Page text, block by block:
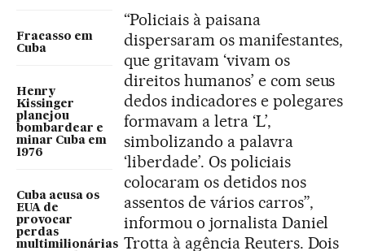
Fracasso em
Cuba
Henry
Kissinger
planejou
bombardear e
minar Cuba em
1976
Cuba acusa os
EUA de
provocar
perdas
multimilionárias
“Policiais à paisana
dispersaram os manifestantes,
que gritavam ‘vivam os
direitos humanos’ e com seus
dedos indicadores e polegares
formavam a letra ‘L’,
simbolizando a palavra
‘liberdade’. Os policiais
colocaram os detidos nos
assentos de vários carros”,
informou o jornalista Daniel
Trotta à agência Reuters. Dois